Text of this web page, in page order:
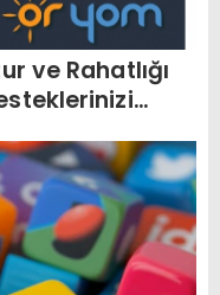
ve Rahatlığı